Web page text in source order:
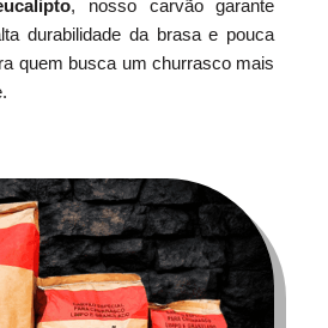
, nosso carvão garante
durabilidade da brasa e pouca
quem busca um churrasco mais